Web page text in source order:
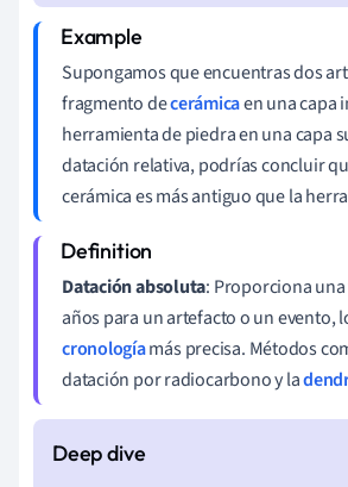
Supongamos que encuentras dos
fragmento decerámicaen una capa
herramienta de piedra en una capa
datación relativa, podrías concluir
cerámica es más antiguo que la
Datación absoluta: Proporciona
años para un artefacto o un evento,
cronologíamás precisa. Métodos
datación por radiocarbono y la